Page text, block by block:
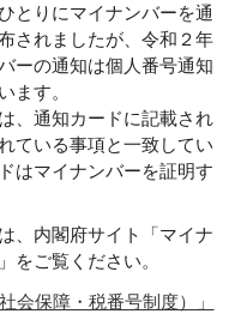
とりにマイナンバーを通
されましたが、令和２年
ーの通知は個人番号通知
ます。
、通知カードに記載され
ている事項と一致してい
はマイナンバーを証明す
、内閣府サイト「マイナ
をご覧ください。
会保障・税番号制度）」